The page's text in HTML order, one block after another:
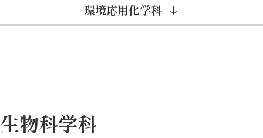
環境応用化学科
生物科学科